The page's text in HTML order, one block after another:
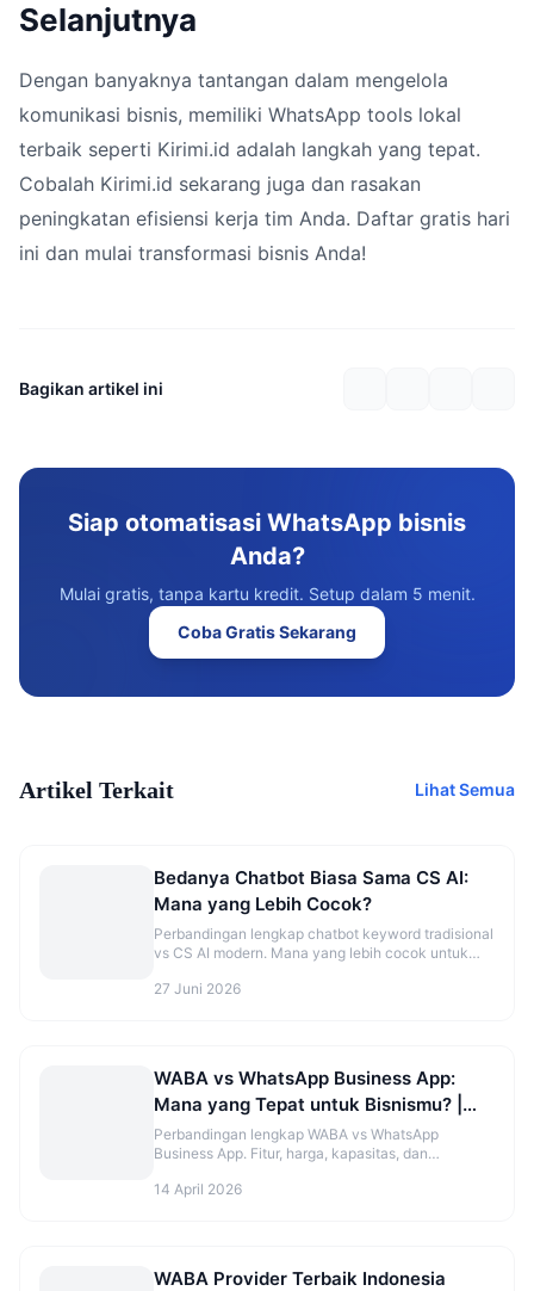
Selanjutnya
Dengan banyaknya tantangan dalam mengelola
komunikasi bisnis, memiliki WhatsApp tools lokal
terbaik seperti Kirimi.id adalah langkah yang tepat.
Cobalah Kirimi.id sekarang juga dan rasakan
peningkatan efisiensi kerja tim Anda. Daftar gratis hari
ini dan mulai transformasi bisnis Anda!
Bagikan artikel ini
Siap otomatisasi WhatsApp bisnis
Anda?
Mulai gratis, tanpa kartu kredit. Setup dalam 5 menit.
Coba Gratis Sekarang
Artikel Terkait Lihat Semua
Bedanya Chatbot Biasa Sama CS AI:
Mana yang Lebih Cocok?
Perbandingan lengkap chatbot keyword tradisional
vs CS AI modern. Mana yang lebih cocok untuk
27 Juni 2026
WABA vs WhatsApp Business App:
Mana yang Tepat untuk Bisnismu? |
Kirimi.id
Perbandingan lengkap WABA vs WhatsApp
Business App. Fitur, harga, kapasitas, dan
2026.
14 April 2026
WABA Provider Terbaik Indonesia